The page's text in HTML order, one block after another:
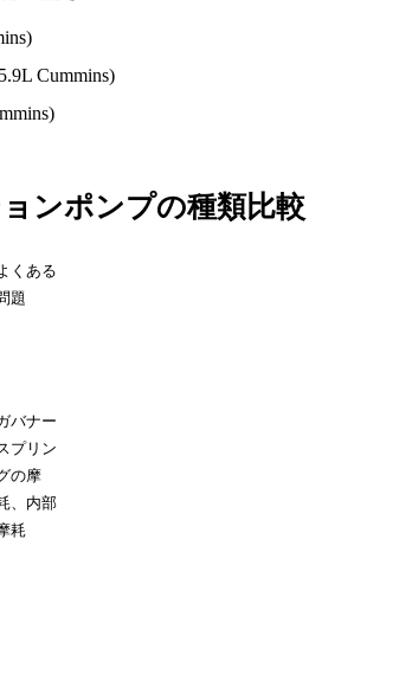
Cummins)
ンポンプの種類比較
くある
題
バナー
プリン
の摩
、内部
耗